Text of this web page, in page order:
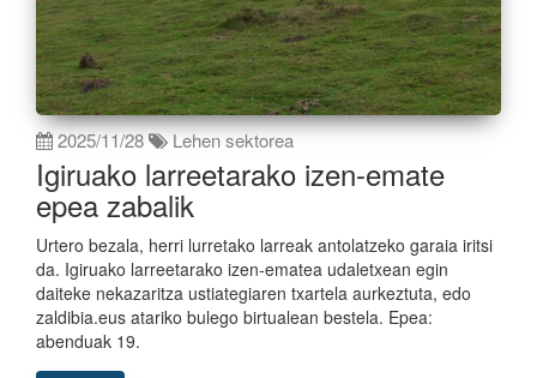
2025/11/28 Lehen sektorea
Igiruako larreetarako izen-emate
epea zabalik
Urtero bezala, herri lurretako larreak antolatzeko garaia iritsi
da. Igiruako larreetarako izen-ematea udaletxean egin
daiteke nekazaritza ustiategiaren txartela aurkeztuta, edo
zaldibia.eus atariko bulego birtualean bestela. Epea:
abenduak 19.